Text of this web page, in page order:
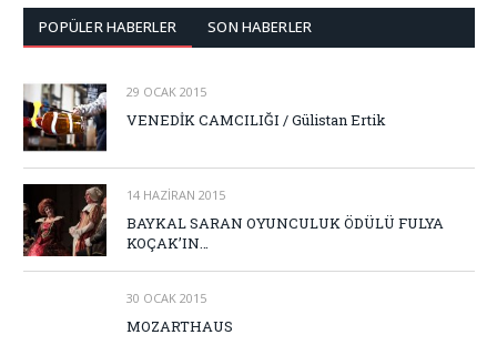
POPÜLER HABERLER SON HABERLER
29 OCAK 2015
VENEDİK CAMCILIĞI / Gülistan Ertik
14 HAZIRAN 2015
BAYKAL SARAN OYUNCULUK ÖDÜLÜ FULYA
KOÇAK’IN…
30 OCAK 2015
MOZARTHAUS